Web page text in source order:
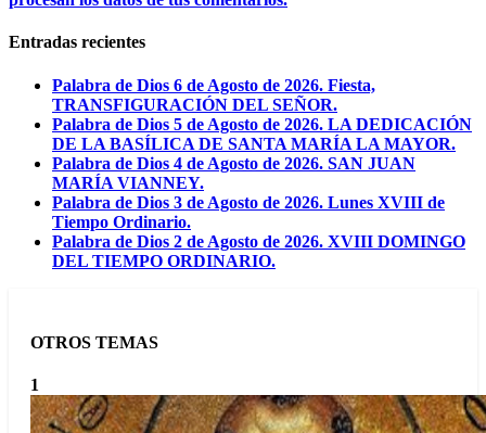
Entradas recientes
Palabra de Dios 6 de Agosto de 2026. Fiesta,
TRANSFIGURACIÓN DEL SEÑOR.
Palabra de Dios 5 de Agosto de 2026. LA DEDICACIÓN
DE LA BASÍLICA DE SANTA MARÍA LA MAYOR.
Palabra de Dios 4 de Agosto de 2026. SAN JUAN
MARÍA VIANNEY.
Palabra de Dios 3 de Agosto de 2026. Lunes XVIII de
Tiempo Ordinario.
Palabra de Dios 2 de Agosto de 2026. XVIII DOMINGO
DEL TIEMPO ORDINARIO.
OTROS TEMAS
1